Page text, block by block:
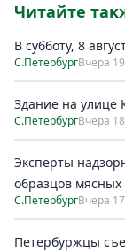
Читайте
В субботу, 8
С.ПетербургВчера
Здание на улице
С.ПетербургВчера
Эксперты
образцов мясных
С.ПетербургВчера
Петербуржцы